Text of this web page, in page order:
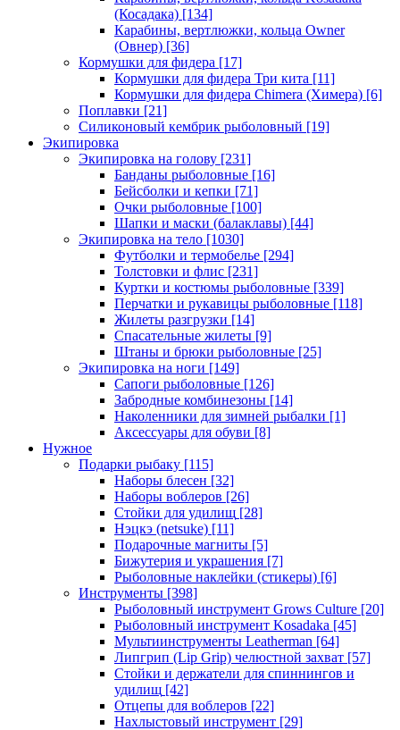
(Косадака) [134]
Карабины, вертлюжки, кольца Owner
(Овнер) [36]
Кормушки для фидера [17]
Кормушки для фидера Три кита [11]
Кормушки для фидера Chimera (Химера) [6]
Поплавки [21]
Силиконовый кембрик рыболовный [19]
Экипировка
Экипировка на голову [231]
Банданы рыболовные [16]
Бейсболки и кепки [71]
Очки рыболовные [100]
Шапки и маски (балаклавы) [44]
Экипировка на тело [1030]
Футболки и термобелье [294]
Толстовки и флис [231]
Куртки и костюмы рыболовные [339]
Перчатки и рукавицы рыболовные [118]
Жилеты разгрузки [14]
Спасательные жилеты [9]
Штаны и брюки рыболовные [25]
Экипировка на ноги [149]
Сапоги рыболовные [126]
Забродные комбинезоны [14]
Наколенники для зимней рыбалки [1]
Аксессуары для обуви [8]
Нужное
Подарки рыбаку [115]
Наборы блесен [32]
Наборы воблеров [26]
Стойки для удилищ [28]
Нэцкэ (netsuke) [11]
Подарочные магниты [5]
Бижутерия и украшения [7]
Рыболовные наклейки (стикеры) [6]
Инструменты [398]
Рыболовный инструмент Grows Culture [20]
Рыболовный инструмент Kosadaka [45]
Мультиинструменты Leatherman [64]
Липгрип (Lip Grip) челюстной захват [57]
Стойки и держатели для спиннингов и
удилищ [42]
Отцепы для воблеров [22]
Нахлыстовый инструмент [29]